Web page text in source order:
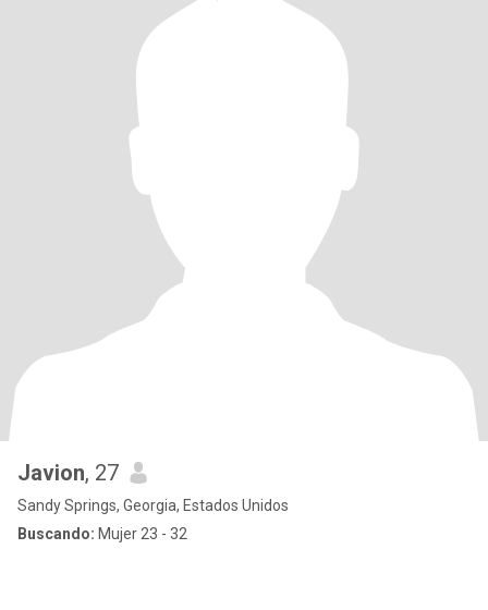
Javion, 27
Sandy Springs, Georgia, Estados Unidos
Buscando: Mujer 23 - 32